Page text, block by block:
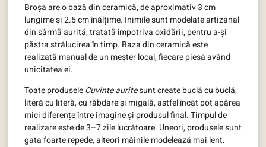
Broșa are o bază din ceramică, de aproximativ 3 cm
lungime și 2.5 cm înălțime. Inimile sunt modelate artizanal
din sârmă aurită, tratată împotriva oxidării, pentru a-și
păstra strălucirea în timp. Baza din ceramică este
realizată manual de un meșter local, fiecare piesă având
unicitatea ei.
Toate produseleCuvinte auritesunt create buclă cu buclă,
literă cu literă, cu răbdare și migală, astfel încât pot apărea
mici diferențe între imagine și produsul final. Timpul de
realizare este de 3–7 zile lucrătoare. Uneori, produsele sunt
gata foarte repede, alteori mâinile modelează mai lent.